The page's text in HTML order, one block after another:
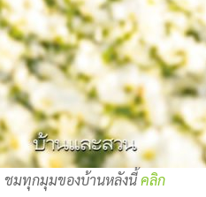
ชมทุกมุมของบ้านหลังนี้ คลิก